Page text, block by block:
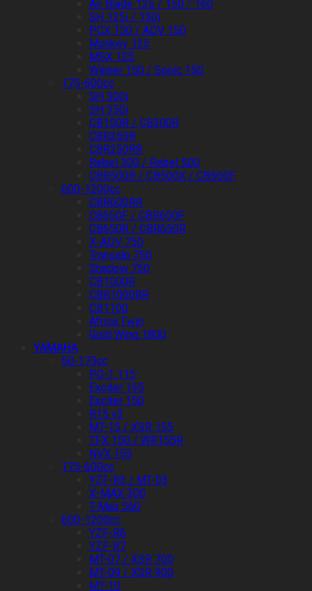
Air Blade 125 / 150 / 160
SH 125i / 150i
PCX 150 / ADV 150
Monkey 125
MSX 125
Winner 150 / Sonic 150
175-600cc
SH 300i
SH 350i
CB150R / CB300R
CBR250R
CBR250RR
Rebel 300 / Rebel 500
CBR500R / CB500X / CB500F
600-1200cc
CBR600RR
CB650F / CBR650F
CB650R / CBR650R
X-ADV 750
Transalp 750
Shadow 750
CB1000R
CBR1000RR
CB1100
Africa Twin
Gold Wing 1800
YAMAHA
50-175cc
PG-1 115
Exciter 135
Exciter 150
R15 v3
MT-15 / XSR 155
TFX 150 / WR155R
NVX 155
175-600cc
YZF-R3 / MT-03
X-MAX 300
T-Max 560
600-1200cc
YZF-R6
YZF-R7
MT-07 / XSR 700
MT-09 / XSR 900
MT-10